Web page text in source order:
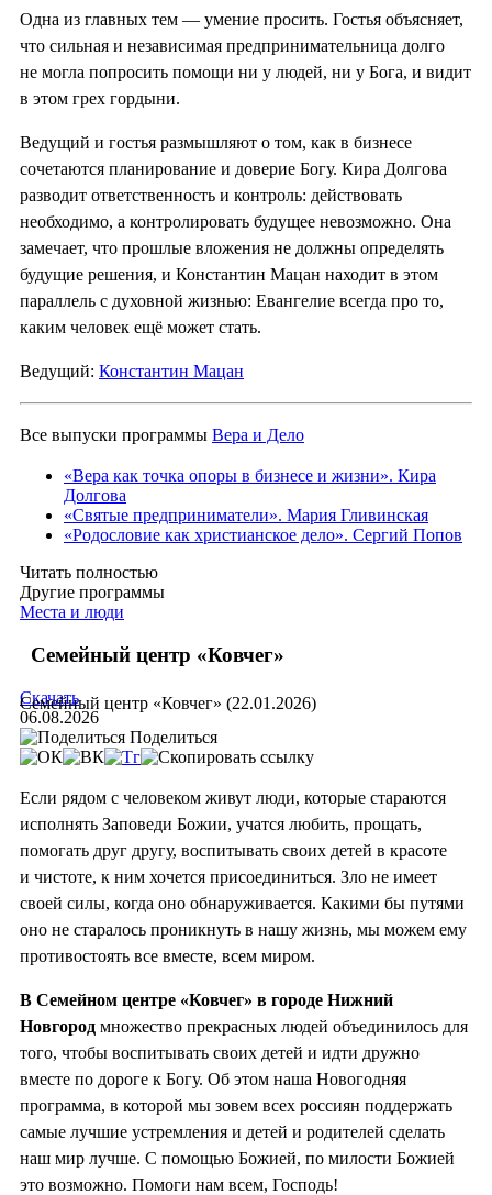
Одна из главных тем — умение просить. Гостья объясняет,
что сильная и независимая предпринимательница долго
не могла попросить помощи ни у людей, ни у Бога, и видит
в этом грех гордыни.
Ведущий и гостья размышляют о том, как в бизнесе
сочетаются планирование и доверие Богу. Кира Долгова
разводит ответственность и контроль: действовать
необходимо, а контролировать будущее невозможно. Она
замечает, что прошлые вложения не должны определять
будущие решения, и Константин Мацан находит в этом
параллель с духовной жизнью: Евангелие всегда про то,
каким человек ещё может стать.
Ведущий: Константин Мацан
Все выпуски программы Вера и Дело
«Вера как точка опоры в бизнесе и жизни». Кира
Долгова
«Святые предприниматели». Мария Гливинская
«Родословие как христианское дело». Сергий Попов
Читать полностью
Другие программы
Места и люди
Семейный центр «Ковчег»
Семейный центр «Ковчег» (22.01.2026)
Скачать
06.08.2026
Поделиться
Если рядом с человеком живут люди, которые стараются
исполнять Заповеди Божии, учатся любить, прощать,
помогать друг другу, воспитывать своих детей в красоте
и чистоте, к ним хочется присоединиться. Зло не имеет
своей силы, когда оно обнаруживается. Какими бы путями
оно не старалось проникнуть в нашу жизнь, мы можем ему
противостоять все вместе, всем миром.
В Семейном центре «Ковчег» в городе Нижний
Новгород множество прекрасных людей объединилось для
того, чтобы воспитывать своих детей и идти дружно
вместе по дороге к Богу. Об этом наша Новогодняя
программа, в которой мы зовем всех россиян поддержать
самые лучшие устремления и детей и родителей сделать
наш мир лучше. С помощью Божией, по милости Божией
это возможно. Помоги нам всем, Господь!